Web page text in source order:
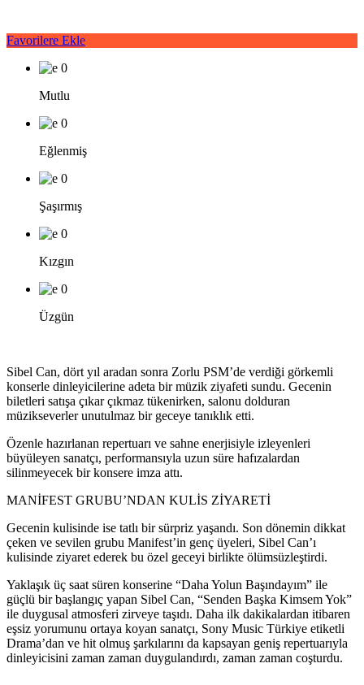
Favorilere Ekle
0
Mutlu
0
Eğlenmiş
0
Şaşırmış
0
Kızgın
0
Üzgün
Sibel Can, dört yıl aradan sonra Zorlu PSM’de verdiği görkemli
konserle dinleyicilerine adeta bir müzik ziyafeti sundu. Gecenin
biletleri satışa çıkar çıkmaz tükenirken, salonu dolduran
müzikseverler unutulmaz bir geceye tanıklık etti.
Özenle hazırlanan repertuarı ve sahne enerjisiyle izleyenleri
büyüleyen sanatçı, performansıyla uzun süre hafızalardan
silinmeyecek bir konsere imza attı.
MANİFEST GRUBU’NDAN KULİS ZİYARETİ
Gecenin kulisinde ise tatlı bir sürpriz yaşandı. Son dönemin dikkat
çeken ve sevilen grubu Manifest’in genç üyeleri, Sibel Can’ı
kulisinde ziyaret ederek bu özel geceyi birlikte ölümsüzleştirdi.
Yaklaşık üç saat süren konserine “Daha Yolun Başındayım” ile
güçlü bir başlangıç yapan Sibel Can, “Senden Başka Kimsem Yok”
ile duygusal atmosferi zirveye taşıdı. Daha ilk dakikalardan itibaren
eşsiz yorumunu ortaya koyan sanatçı, Sony Music Türkiye etiketli
Drama’dan ve hit olmuş şarkılarını da kapsayan geniş repertuarıyla
dinleyicisini zaman zaman duygulandırdı, zaman zaman coşturdu.